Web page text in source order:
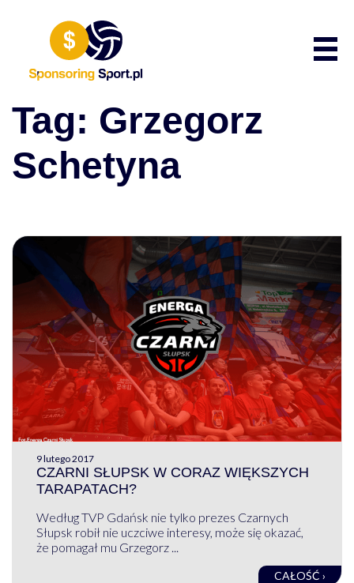
Tag: Grzegorz
Schetyna
9 lutego 2017
CZARNI SŁUPSK W CORAZ WIĘKSZYCH
TARAPATACH?
Według TVP Gdańsk nie tylko prezes Czarnych
Słupsk robił nie uczciwe interesy, może się okazać,
że pomagał mu Grzegorz ...
CAŁOŚĆ ›